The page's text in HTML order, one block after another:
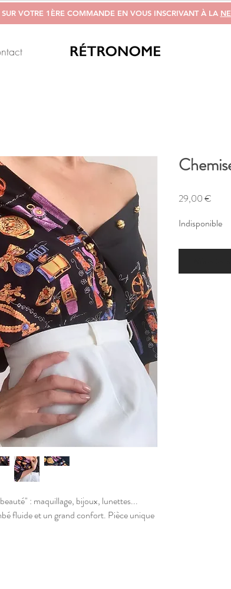
VOTRE 1ÈRE COMMANDE EN VOUS INSCRIVANT À LA
: maquillage, bijoux, lunettes...
fluide et un grand confort. Pièce unique
29,00 €
Indisponible